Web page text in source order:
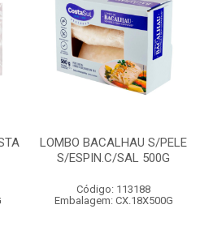
LOMBO BACALHAU S/PELE
S/ESPIN.C/SAL 500G
Código: 113188
Embalagem: CX.18X500G